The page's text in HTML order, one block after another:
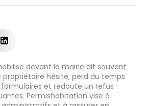
devant la mairie dit souvent
hésite, perd du temps
et redoute un refus
Permishabitation vise à